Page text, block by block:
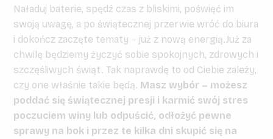
Naładuj baterie, spędź czas z bliskimi, poświęć im
swoją uwagę, a po świątecznej przerwie wróć do biura
i dokończ zaczęte tematy – już z nową energią.Już za
chwilę będziemy życzyć sobie spokojnych, zdrowych i
szczęśliwych świąt. Tak naprawdę to od Ciebie zależy,
czy one właśnie takie będą. Masz wybór – możesz
poddać się świątecznej presji i karmić swój stres
poczuciem winy lub odpuścić, odłożyć pewne
sprawy na bok i przez te kilka dni skupić się na